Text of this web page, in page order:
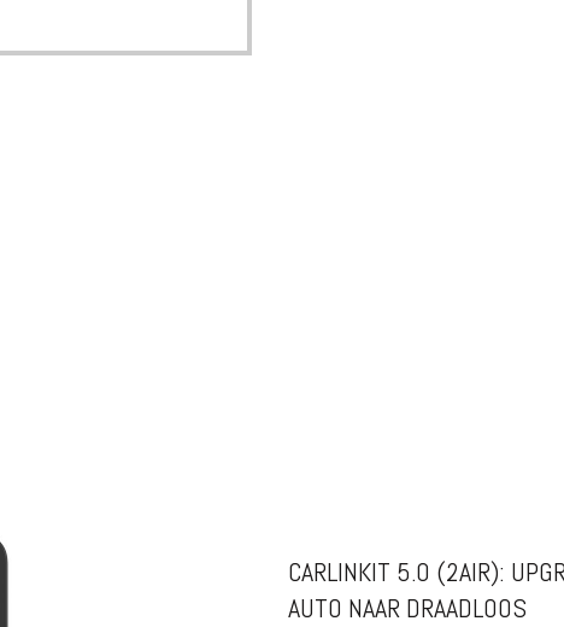
CARLINKIT 5.0 (2AIR):
AUTO NAAR DRAADLOOS